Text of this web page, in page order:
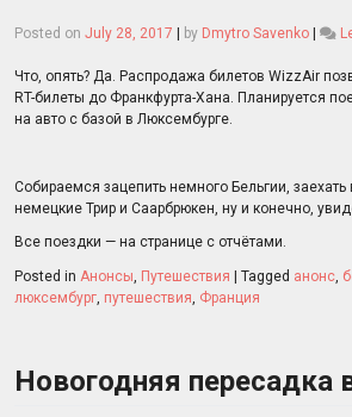
Posted on July 28, 2017 by Dmytro Savenko
Что, опять? Да. Распродажа билетов WizzAir
RT-билеты до Франкфурта-Хана. Планируется
на авто с базой в Люксембурге.
Собираемся зацепить немного Бельгии,
немецкие Трир и Саарбрюкен, ну и конечно,
Все поездки — на странице с отчётами.
Posted in Анонсы Путешествия | Tagged анонс
люксембург путешествия Франция
Новогодняя пересадка